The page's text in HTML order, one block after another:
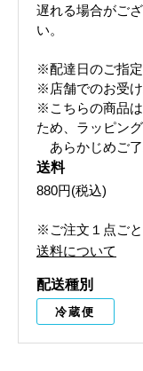
遅れる場合がご
い。
※配達日のご指定
※店舗でのお受け
※こちらの商品
ため、ラッピン
あらかじめご了
送料
880円(税込)
※ご注文１点ご
送料について
配送種別
冷蔵便